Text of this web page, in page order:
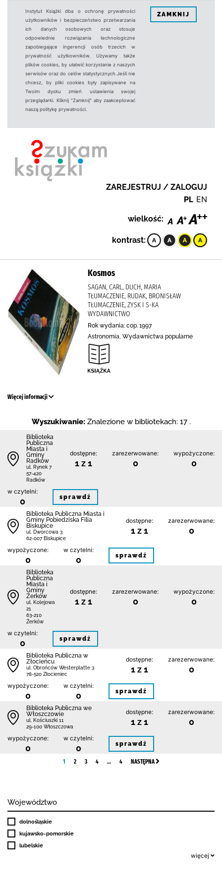
Instytut Książki dba o ochronę prywatności
użytkowników i bezpieczeństwo przetwarzania
ich danych osobowych oraz stosuje
odpowiednie rozwiązania technologiczne
zapobiegające ingerencji osób trzecich w
prywatność użytkowników. Używamy także
plików cookies, by ułatwić korzystanie z naszych
serwisów oraz do celów statystycznych.Jeśli nie
chcesz, by pliki cookies były zapisywane na
Twoim dysku zmień ustawienia swojej
przeglądarki. Kliknij "Zamknij" aby zaakceptować
naszą politykę prywatności.
ZAMKNIJ
ZAREJESTRUJ / ZALOGUJ
PL EN
wielkość:
kontrast:
Kosmos
SAGAN, CARL, DUCH, MARIA
TŁUMACZENIE, RUDAK, BRONISŁAW
TŁUMACZENIE, ZYSK I S-KA
WYDAWNICTWO
Rok wydania: cop. 1997
Astronomia, Wydawnictwa popularne
Więcej informacji
Wyszukiwanie: Znalezione w bibliotekach: 17 .
Biblioteka
Publiczna
Miasta i
Gminy
Radków
ul. Rynek 7
57-420
Radków
dostępne:
1 z 1
zarezerwowane:
0
wypożyczone:
0
w czytelni:
0 sprawdź
Biblioteka Publiczna Miasta i
Gminy Pobiedziska Filia
Biskupice
ul. Dworcowa 3
62-007 Biskupice
dostępne:
1 z 1
zarezerwowane:
0
wypożyczone:
0
w czytelni:
0 sprawdź
Biblioteka
Publiczna
Miasta i
Gminy
Żerków
ul. Kolejowa
21
63-210
Żerków
dostępne:
1 z 1
zarezerwowane:
0
wypożyczone:
0
w czytelni:
0 sprawdź
Biblioteka Publiczna w
Złocieńcu
ul. Obrońców Westerplatte 3
78-520 Złocieniec
dostępne:
1 z 1
zarezerwowane:
0
wypożyczone:
0
w czytelni:
0 sprawdź
Biblioteka Publiczna we
Włoszczowie
ul. Kościuszki 11
29-100 Włoszczowa
dostępne:
1 z 1
zarezerwowane:
0
wypożyczone:
0
w czytelni:
0 sprawdź
1 2 3 4 … 4 NASTĘPNA
Województwo
dolnośląskie
kujawsko-pomorskie
lubelskie
więcej